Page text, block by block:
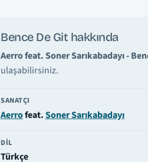
Bence De Git hakkında
Aerro feat. Soner Sarıkabadayı -
ulaşabilirsiniz.
SANATÇI
Aerrofeat.Soner Sarıkabadayı
DIL
Türkçe